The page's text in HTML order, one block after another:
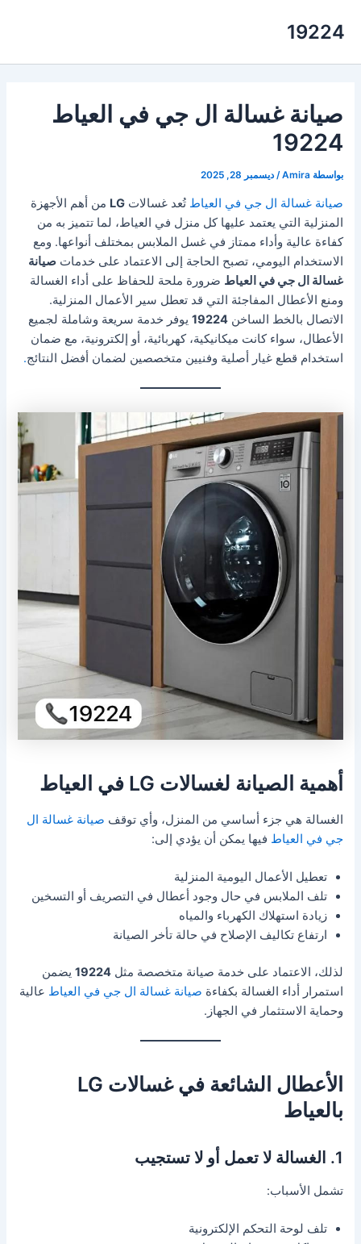
19224
صيانة غسالة ال جي في العياط
19224
بواسطة Amira
/ديسمبر 28, 2025
صيانة غسالة ال جي في العياط تُعد غسالاتLG من أهم الأجهزة
المنزلية التي يعتمد عليها كل منزل في العياط، لما تتميز به من
كفاءة عالية وأداء ممتاز في غسل الملابس بمختلف أنواعها. ومع
الاستخدام اليومي، تصبح الحاجة إلى الاعتماد على خدماتصيانة
غسالة ال جي في العياط ضرورة ملحة للحفاظ على أداء الغسالة
ومنع الأعطال المفاجئة التي قد تعطل سير الأعمال المنزلية.
الاتصال بالخط الساخن19224 يوفر خدمة سريعة وشاملة لجميع
الأعطال، سواء كانت ميكانيكية، كهربائية، أو إلكترونية، مع ضمان
استخدام قطع غيار أصلية وفنيين متخصصين لضمان أفضل النتائج.
أهمية الصيانة لغسالات LG في العياط
الغسالة هي جزء أساسي من المنزل، وأي توقف صيانة غسالة ال
جي في العياط فيها يمكن أن يؤدي إلى:
تعطيل الأعمال اليومية المنزلية
تلف الملابس في حال وجود أعطال في التصريف أو التسخين
زيادة استهلاك الكهرباء والمياه
ارتفاع تكاليف الإصلاح في حالة تأخر الصيانة
لذلك، الاعتماد على خدمة صيانة متخصصة مثل19224 يضمن
استمرار أداء الغسالة بكفاءة صيانة غسالة ال جي في العياط عالية
وحماية الاستثمار في الجهاز.
الأعطال الشائعة في غسالات LG
بالعياط
1. الغسالة لا تعمل أو لا تستجيب
تشمل الأسباب:
تلف لوحة التحكم الإلكترونية